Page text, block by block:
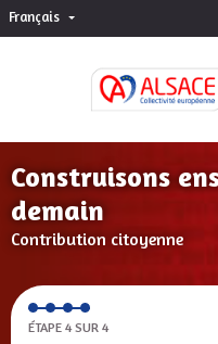
Français Choisir la langue
Construisons
demain
Contribution citoyenne
ÉTAPE 4 SUR 4